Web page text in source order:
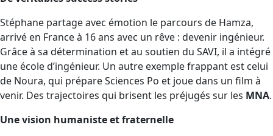
Stéphane partage avec émotion le parcours de Hamza,
arrivé en France à 16 ans avec un rêve : devenir ingénieur.
Grâce à sa détermination et au soutien du SAVI, il a intégré
une école d’ingénieur. Un autre exemple frappant est celui
de Noura, qui prépare Sciences Po et joue dans un film à
venir. Des trajectoires qui brisent les préjugés sur les MNA.
Une vision humaniste et fraternelle